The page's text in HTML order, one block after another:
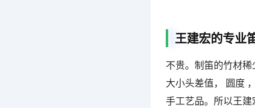
王建宏的专业
不贵。制笛的竹材
大小头差值， 圆度
手工艺品。所以王建